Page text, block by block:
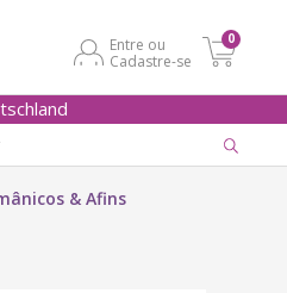
Entre ou
Cadastre-se
0
& Afins